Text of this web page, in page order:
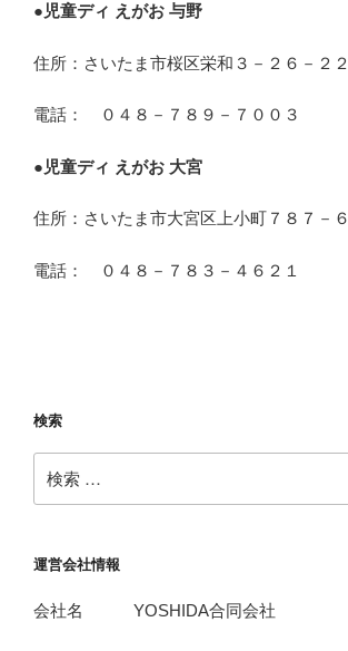
● 児童ディ えがお 与野
住所：さいたま市桜区栄和３－２６－２２
電話： ０４８－７８９－７００３
● 児童ディ えがお 大宮
住所：さいたま市大宮区上小町７８７－６
電話： ０４８－７８３－４６２１
検索
索:
運営会社情報
会社名 YOSHIDA合同会社